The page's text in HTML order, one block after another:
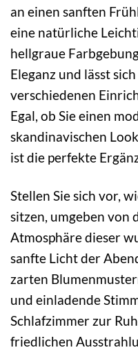
an einen sanften
eine natürliche
hellgraue
Eleganz und lässt
verschiedenen
Egal, ob Sie einen
skandinavischen
ist die perfekte
Stellen Sie sich vor,
sitzen, umgeben von
Atmosphäre dieser
sanfte Licht der
zarten
und einladende
Schlafzimmer zur
friedlichen